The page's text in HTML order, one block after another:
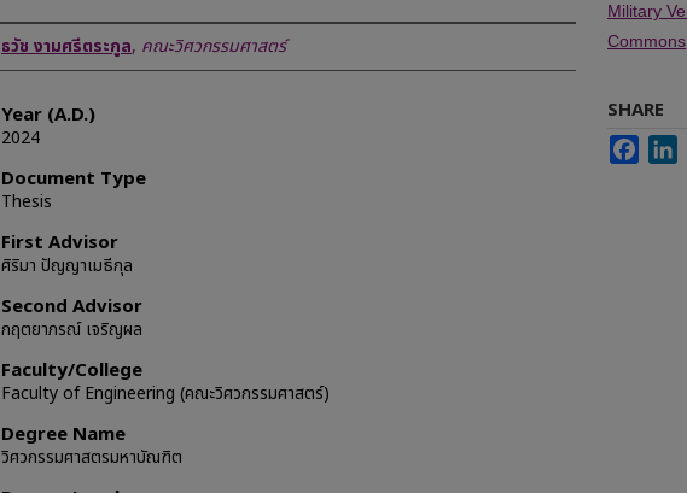
Author
ธวัช งามศรีตระกูล, คณะวิศวกรรมศาสตร์
Year (A.D.)
2024
Document Type
Thesis
First Advisor
ศิริมา ปัญญาเมธีกุล
Second Advisor
กฤตยาภรณ์ เจริญผล
Faculty/College
Faculty of Engineering (คณะวิศวกรรมศาสตร์)
Degree Name
วิศวกรรมศาสตรมหาบัณฑิต
Military
Commons
SHARE